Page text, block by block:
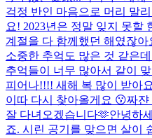
걱정 반인 마음으로 머리 말
요! 2023년은 정말 잊지 못할
계절을 다 함께했던 해였잖
소중한 추억도 많은 것 같은
추억들이 너무 많아서 같이
피어나!!!! 새해 복 많이 받아
이따 다시 찾아올게요 😗짜쟌
잘 다녀오겠습니다🫶안녕하
죠. 시린 공기를 맞으면 살이